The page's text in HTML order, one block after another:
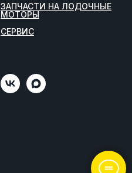
ЗАПЧАСТИ НА ЛОДОЧНЫЕ
МОТОРЫ
СЕРВИС